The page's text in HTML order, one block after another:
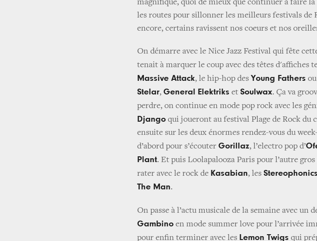
magnifique, quoi de mieux que continuer à faire
les routes pour sillonner les meilleurs festivals de
encore, certains ravissent nos coeurs et nos
On démarre avec le Nice Jazz Festival qui fête
tenait à marquer le coup avec des têtes d'affiches
Massive Attack, le hip-hop des Young Fathers
Stelar, General Elektriks et Soulwax. Ça va
perdre, on continue en mode pop rock avec les
Django qui joueront au festival Plage de Rock du
ensuite sur les deux énormes rendez-vous du
d’abord pour s’écouter Gorillaz, l’electro pop d’
Plant. Et puis Loolapalooza Paris pour l’autre
rater avec le rock de Kasabian, les Stereophonics
The Man.
On passe à l’actu musicale de la semaine avec un
Gambino en mode summer love pour l’arrivée
pour enfin terminer avec les Lemon Twigs qui